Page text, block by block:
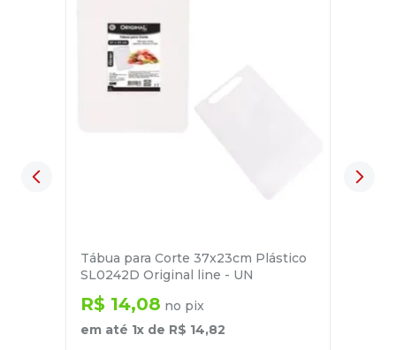
Tábua para Corte 37x23cm Plástico
SL0242D Original line - UN
R$ 14,08 no pix
em até 1x de R$ 14,82